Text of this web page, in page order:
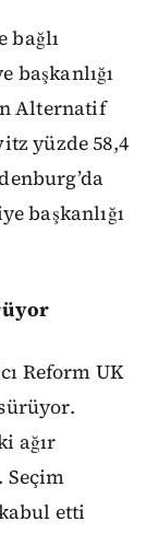
bağlı
başkanlığı
Alternatif
yüzde 58,4
başkanlığı
Reform UK
ağır
etti